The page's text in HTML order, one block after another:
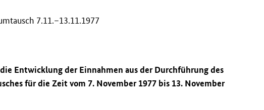
7.11.–13.11.1977
Entwicklung der Einnahmen aus der Durchführung des
für die Zeit vom 7. November 1977 bis 13. November